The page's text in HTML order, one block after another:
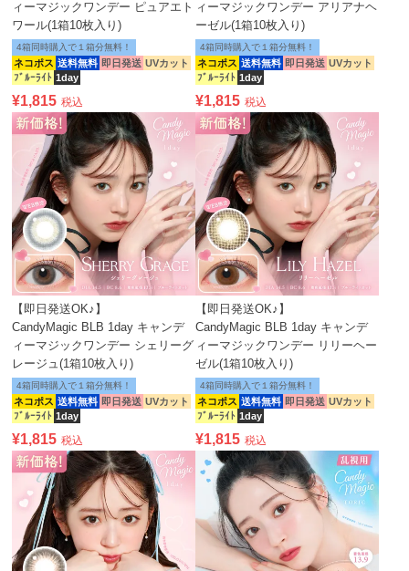
ィーマジックワンデー ピュアエト
ワール(1箱10枚入り)
ネコポス 送料無料 即日発送 UVカット
ﾌﾞﾙｰﾗｲﾄ 1day
4箱同時購入で１箱分無料！
¥1,815 税込
ィーマジックワンデー アリアナヘ
ーゼル(1箱10枚入り)
ネコポス 送料無料 即日発送 UVカット
ﾌﾞﾙｰﾗｲﾄ 1day
4箱同時購入で１箱分無料！
¥1,815 税込
【即日発送OK♪】
CandyMagic BLB 1day キャンデ
ィーマジックワンデー シェリーグ
レージュ(1箱10枚入り)
ネコポス 送料無料 即日発送 UVカット
ﾌﾞﾙｰﾗｲﾄ 1day
4箱同時購入で１箱分無料！
¥1,815 税込
【即日発送OK♪】
CandyMagic BLB 1day キャンデ
ィーマジックワンデー リリーヘー
ゼル(1箱10枚入り)
ネコポス 送料無料 即日発送 UVカット
ﾌﾞﾙｰﾗｲﾄ 1day
4箱同時購入で１箱分無料！
¥1,815 税込